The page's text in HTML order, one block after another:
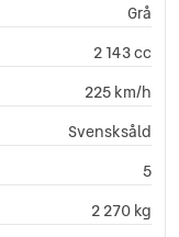
Grå
2 143 cc
225 km/h
Svensksåld
5
2 270 kg